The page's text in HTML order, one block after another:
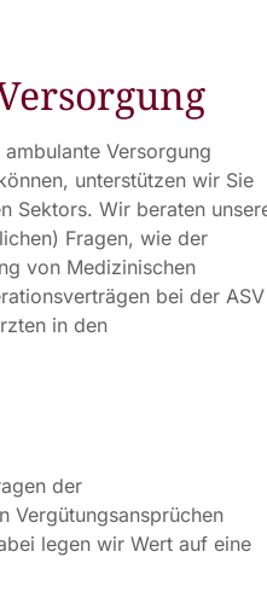
Versorgung
unterstützen wir Sie
Sektors. Wir beraten
Fragen, wie der
von Medizinischen
bei der ASV
in den
der
Vergütungsansprüchen
legen wir Wert auf eine